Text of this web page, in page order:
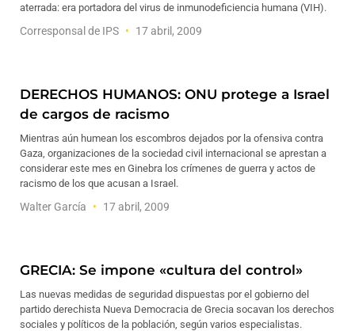
aterrada: era portadora del virus de inmunodeficiencia humana (VIH).
Corresponsal de IPS 17 abril, 2009
DERECHOS HUMANOS: ONU protege a Israel
de cargos de racismo
Mientras aún humean los escombros dejados por la ofensiva contra
Gaza, organizaciones de la sociedad civil internacional se aprestan a
considerar este mes en Ginebra los crímenes de guerra y actos de
racismo de los que acusan a Israel.
Walter García 17 abril, 2009
GRECIA: Se impone «cultura del control»
Las nuevas medidas de seguridad dispuestas por el gobierno del
partido derechista Nueva Democracia de Grecia socavan los derechos
sociales y políticos de la población, según varios especialistas.